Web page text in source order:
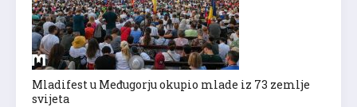
Mladifest u Međugorju okupio mlade iz 73 zemlje
svijeta